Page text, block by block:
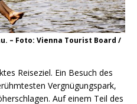
– Foto: Vienna Tourist Board /
Reiseziel. Ein Besuch des
Vergnügungspark,
Auf einem Teil des